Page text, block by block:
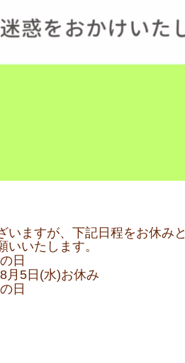
いますが、下記日程をお休み
いいたします。
日
月5日(水)お休み
日